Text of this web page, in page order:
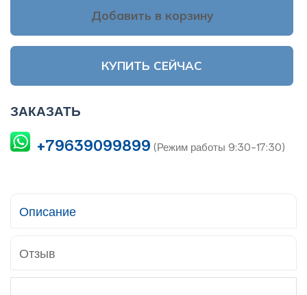
Добавить в корзину
КУПИТЬ СЕЙЧАС
ЗАКАЗАТЬ
+79639099899 (Режим работы 9:30-17:30)
Описание
Отзыв